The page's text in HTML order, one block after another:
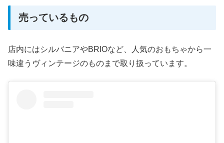
売っているもの
店内にはシルバニアやBRIOなど、人気のおもちゃから一
味違うヴィンテージのものまで取り扱っています。